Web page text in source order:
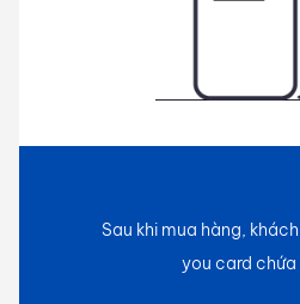
Sau khi mua hàng,
you card chứa